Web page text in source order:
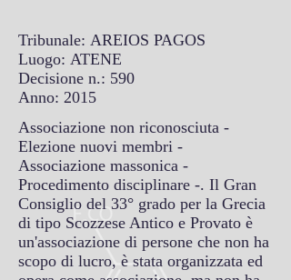
Tribunale: AREIOS PAGOS
Luogo: ATENE
Decisione n.: 590
Anno: 2015
Associazione non riconosciuta -
Elezione nuovi membri -
Associazione massonica -
Procedimento disciplinare -. Il Gran
Consiglio del 33° grado per la Grecia
di tipo Scozzese Antico e Provato è
un'associazione di persone che non ha
scopo di lucro, è stata organizzata ed